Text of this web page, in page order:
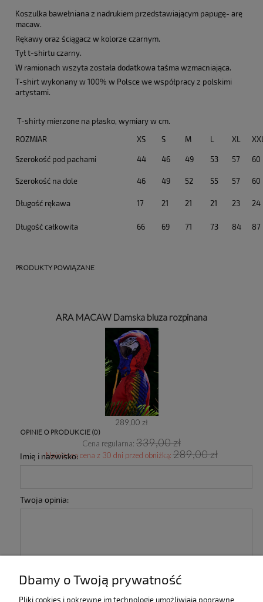
Koszulka bawełniana z nadrukiem przedstawiającym papugę- arę
macaw.
Rękawy oraz ściągacz w kolorze czarnym.
Tył t-shirtu czarny.
W ramionach wszyta została dodatkowa taśma wzmacniająca.
T-shirt wykonany w 100% w Polsce we współpracy z polskimi
artystami.
T-shirty mierzone na płasko, wymiary w cm.
ROZMIAR
XS S M L XL
Szerokość pod pachami 44 46 49 53 57 60
Szerokość na dole 46 49 52 55 57 60
Długość rękawa 17 21 21 21 23 24
Długość całkowita 66 69 71 73 84 87
PRODUKTY POWIĄZANE
ARA MACAW Damska bluza rozpinana
289,00 zł
Cena regularna: 339,00 zł
Najniższa cena z 30 dni przed obniżką:289,00 zł
OPINIE O PRODUKCIE (0)
Imię i nazwisko:
Twoja opinia:
Dbamy o Twoją prywatność
Pliki cookies i pokrewne im technologie umożliwiają poprawne